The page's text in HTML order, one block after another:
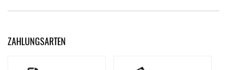
ZAHLUNGSARTEN